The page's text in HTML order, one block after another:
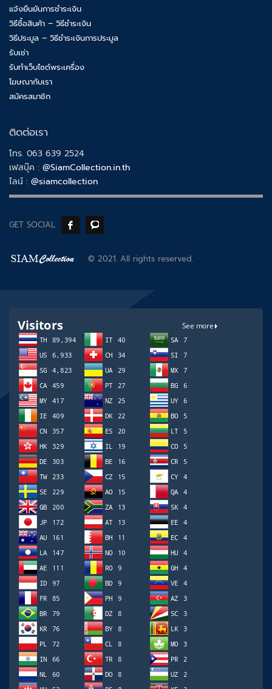
แจ้งยืนยันการชำระเงิน
วิธีซื้อสินค้า – วิธีชำระเงิน
วิธีประมูล – วิธีชำระเงินการประมูล
รับเช่า
รับทำเว็บไซต์พระเครื่อง
โฆษณากับเรา
สมัครสมาชิก
ติดต่อเรา
โทร. 063 639 2524
เฟสบุ๊ค : @SiamCollection.in.th
ไลน์ : @siamcollection
GET SOCIAL
© 2021. All rights reserved.